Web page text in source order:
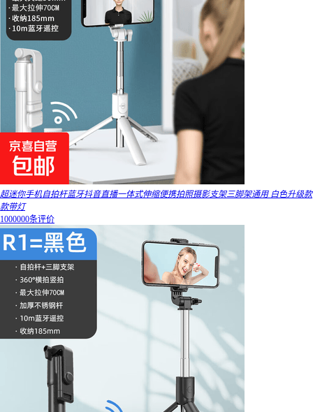
超迷你手机自拍杆蓝牙抖音直播一体式伸缩便携拍照摄影支架三脚架通用 白色升级款
款带灯
1000000条评价